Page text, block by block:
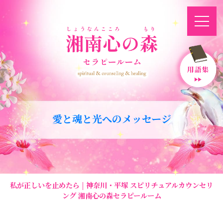
愛と魂と光へのメッセージ
私が正しいを止めたら | 神奈川・平塚 スピリチュアルカウンセリ
ング 湘南心の森セラピールーム